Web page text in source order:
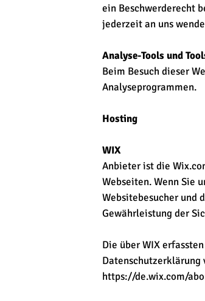
ein Beschwerderecht
jederzeit an uns
Analyse-Tools und
Beim Besuch dieser
Analyseprogrammen.
Hosting
WIX
Anbieter ist die
Webseiten. Wenn Sie
Websitebesucher und
Gewährleistung der
Die über WIX
Datenschutzerklärung
https://de.wix.com/